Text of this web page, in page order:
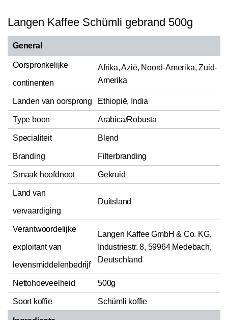
Langen Kaffee Schümli gebrand 500g
General
Oorspronkelijke
continenten
Afrika, Azië, Noord-Amerika, Zuid-
Amerika
Landen van oorsprong Ethiopië, India
Type boon Arabica/Robusta
Specialiteit Blend
Branding Filterbranding
Smaak hoofdnoot Gekruid
Land van
vervaardiging
Duitsland
Verantwoordelijke
exploitant van
levensmiddelenbedrijf
Langen Kaffee GmbH & Co. KG,
Industriestr. 8, 59964 Medebach,
Deutschland
Nettohoeveelheid 500g
Soort koffie Schümli koffie